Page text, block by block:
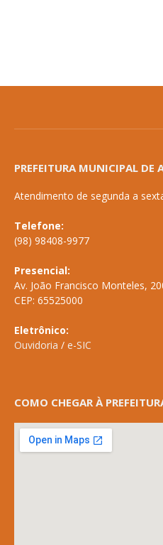
PREFEITURA MUNICIPAL DE
Atendimento de segunda a
Telefone:
(98) 98408-9977
Presencial:
Av. João Francisco Monteles,
CEP: 65525000
Eletrônico:
Ouvidoria / e-SIC
COMO CHEGAR À